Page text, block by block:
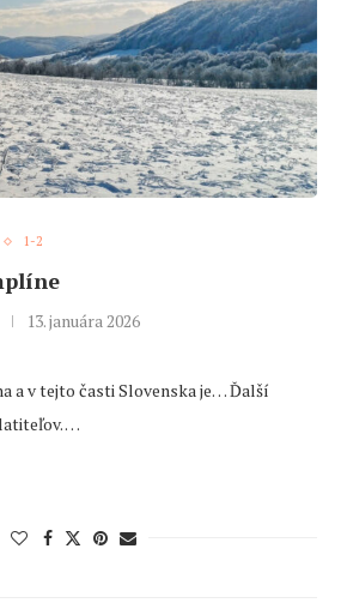
1-2
13. januára 2026
a v tejto časti Slovenska je… Ďalší
…